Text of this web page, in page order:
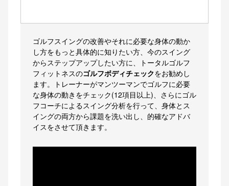
ゴルフスイングの改善やそれに必要な身体の動か
し方をもっと具体的に知りたい方、今のスイング
からステップアップしたい方に、トータルゴルフ
フィットネスのゴルフボディチェックをお勧めし
ます。トレーナーがマンツーマンでゴルフに必要
な身体の動きをチェック(12項目以上)、さらにゴル
フコーチによるスイング分析を行って、身体とス
イングの両方から課題を洗い出し、的確なアドバ
イスをさせて頂きます。